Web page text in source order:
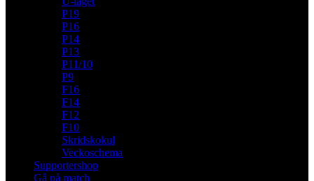
P19
P16
P14
P13
P11/10
P9
F16
F14
F12
F10
Skridskokul
Veckoschema
Supportershop
Gå på match